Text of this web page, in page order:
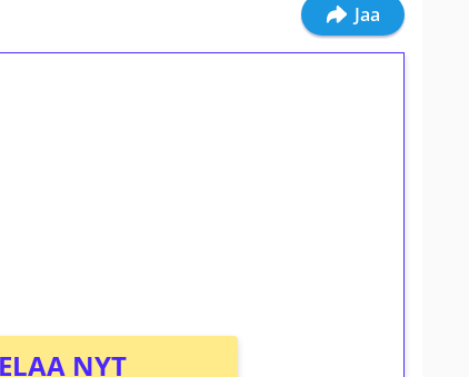
Jaa
NYT